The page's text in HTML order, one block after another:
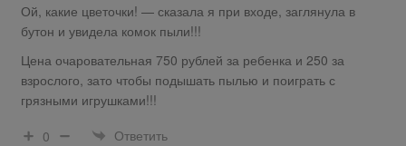
Ой, какие цветочки! — сказала я при входе, заглянула в
бутон и увидела комок пыли!!!
Цена очаровательная 750 рублей за ребенка и 250 за
взрослого, зато чтобы подышать пылью и поиграть с
грязными игрушками!!!
0
Ответить